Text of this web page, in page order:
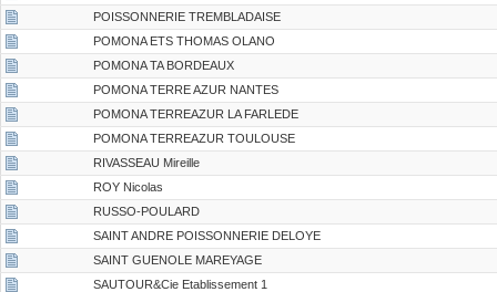
POISSONNERIE TREMBLADAISE
POMONA ETS THOMAS OLANO
POMONA TA BORDEAUX
POMONA TERRE AZUR NANTES
POMONA TERREAZUR LA FARLEDE
POMONA TERREAZUR TOULOUSE
RIVASSEAU Mireille
ROY Nicolas
RUSSO-POULARD
SAINT ANDRE POISSONNERIE DELOYE
SAINT GUENOLE MAREYAGE
SAUTOUR&Cie Etablissement 1